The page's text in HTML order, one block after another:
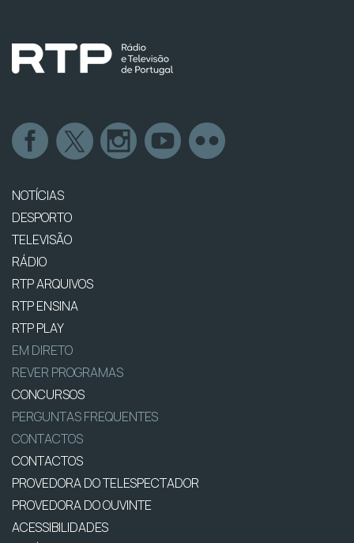
NOTÍCIAS
DESPORTO
TELEVISÃO
RÁDIO
RTP ARQUIVOS
RTP ENSINA
RTP PLAY
EM DIRETO
REVER PROGRAMAS
CONCURSOS
PERGUNTAS FREQUENTES
CONTACTOS
CONTACTOS
PROVEDORA DO TELESPECTADOR
PROVEDORA DO OUVINTE
ACESSIBILIDADES